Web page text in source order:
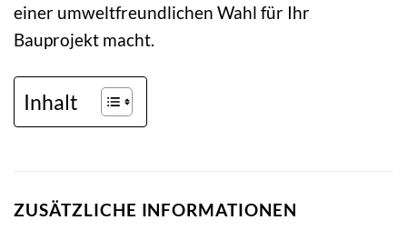
einer umweltfreundlichen Wahl für Ihr
Bauprojekt macht.
Inhalt
ZUSÄTZLICHE INFORMATIONEN